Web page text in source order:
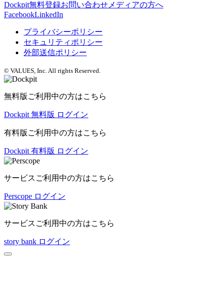
Dockpit無料登録お問い合わせ メディアの方へ
FacebookLinkedIn
プライバシーポリシー
セキュリティポリシー
外部送信ポリシー
© VALUES, Inc. All rights Reserved.
無料版ご利用中の方はこちら
Dockpit 無料版 ログイン
有料版ご利用中の方はこちら
Dockpit 有料版 ログイン
サービスご利用中の方はこちら
Perscope ログイン
サービスご利用中の方はこちら
story bank ログイン